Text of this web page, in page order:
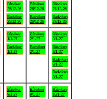
Båtviken
25/12-26
Badviken
25/12-26
Båtviken
26/12-26
Badviken
26/12-26
Båtviken
27/12-26
Badviken
27/12-26
Båtviken
1/1-27
Badviken
1/1-27
Båtviken
2/1-27
Badviken
2/1-27
Båtviken
3/1-27
Båtviken
3/1-27
Badviken
3/1-27
Badviken
3/1-27
Båtviken
8/1-27
Båtviken
9/1-27
Båtviken
10/1-27